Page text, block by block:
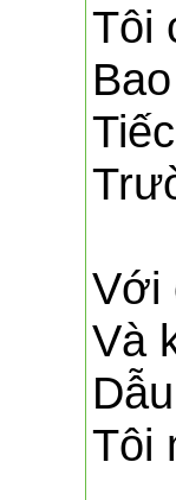
Tôi
Với
Và
Tôi